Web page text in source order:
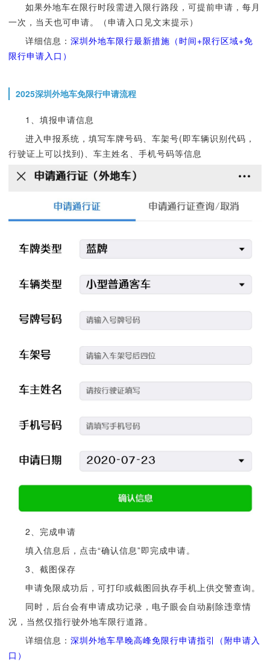
如果外地车在限行时段需进入限行路段，可提前申请，每月
一次，当天也可申请。（申请入口见文末提示）
详细信息： 深圳外地车限行最新措施（时间+限行区域+免
限行申请入口）
2025深圳外地车免限行申请流程
1、填报申请信息
进入申报系统，填写车牌号码、车架号(即车辆识别代码，
行驶证上可以找到)、车主姓名、手机号码等信息
2、完成申请
填入信息后，点击“确认信息”即完成申请。
3、截图保存
申请免限成功后，可打印或截图回执存手机上供交警查询。
同时，后台会有申请成功记录，电子眼会自动剔除违章情
况，当然仅指行驶外地车限行道路。
详细信息： 深圳外地车早晚高峰免限行申请指引（附申请入
口）